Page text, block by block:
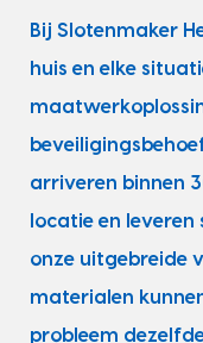
Bij Slotenmaker
huis en elke
arriveren binnen
locatie en
onze uitgebreide
materialen
probleem